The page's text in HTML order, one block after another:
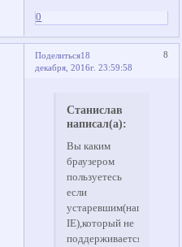
0
Поделиться 8
18
декабря, 2016г. 23:59:58
Станислав
написал(а):
Вы каким
браузером
пользуетесь
если
устаревшим(например
IE),который не
поддерживается